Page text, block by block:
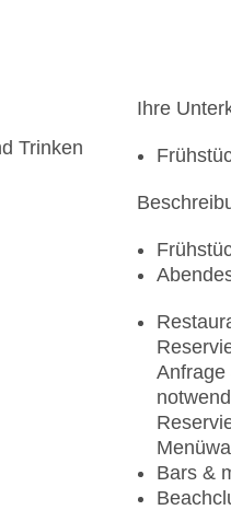
Ihre
Anfrage
Bars &